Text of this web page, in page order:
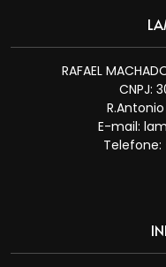
RAFAEL
CNPJ:
E-mail: